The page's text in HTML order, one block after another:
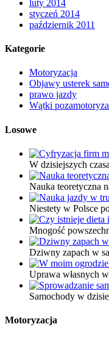
luty 2014
styczeń 2014
październik 2011
Kategorie
Motoryzacja
Objawy usterek
prawo jazdy
Wątki
Losowe
W dzisiejszych
Nauka teoretyczna
Niestety w Polsce
Mnogość
Dziwny zapach w
Uprawa własnych
Samochody w
Motoryzacja